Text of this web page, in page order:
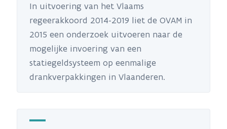
In uitvoering van het Vlaams
regeerakkoord 2014-2019 liet de OVAM in
2015 een onderzoek uitvoeren naar de
mogelijke invoering van een
statiegeldsysteem op eenmalige
drankverpakkingen in Vlaanderen.